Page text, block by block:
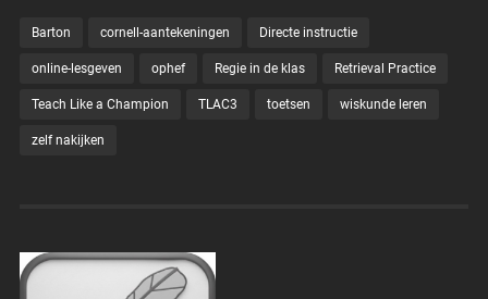
Barton cornell-aantekeningen Directe instructie
online-lesgeven ophef Regie in de klas Retrieval Practice
Teach Like a Champion TLAC3 toetsen wiskunde leren
zelf nakijken